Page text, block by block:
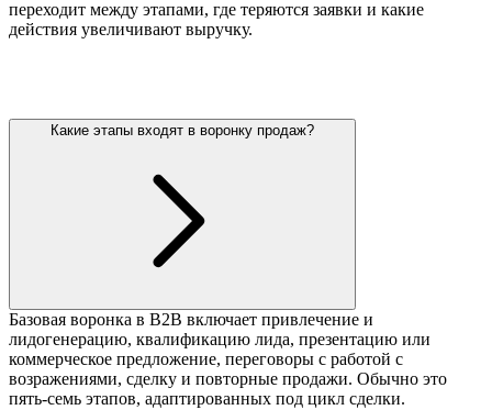
переходит между этапами, где теряются заявки и какие
действия увеличивают выручку.
Какие этапы входят в воронку продаж?
Базовая воронка в B2B включает привлечение и
лидогенерацию, квалификацию лида, презентацию или
коммерческое предложение, переговоры с работой с
возражениями, сделку и повторные продажи. Обычно это
пять-семь этапов, адаптированных под цикл сделки.